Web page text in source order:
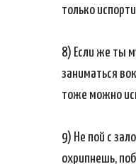
только
8) Если же ты
заниматься
тоже можно
9) Не пой с
охрипнешь,